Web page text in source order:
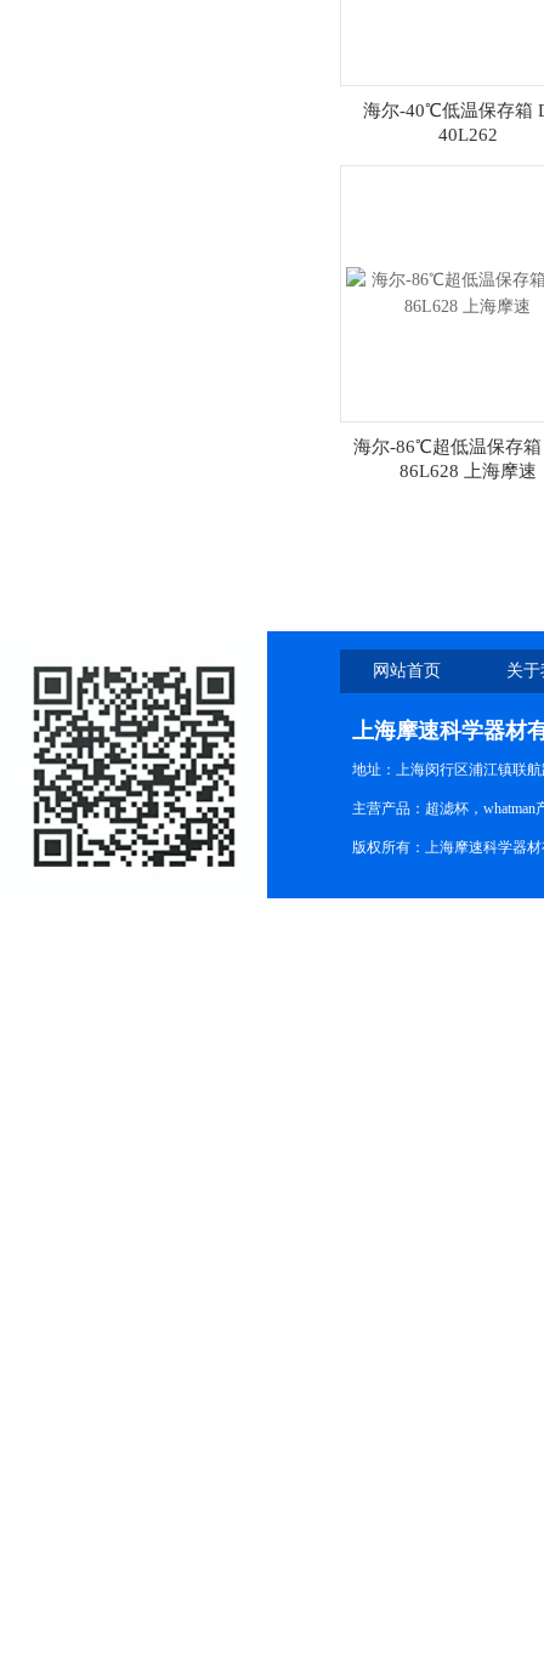
海尔-40℃低温保存箱
40L262
海尔-86℃超低温保存箱
86L628 上海摩速
网站首页 关
上海摩速科学器材
地址：上海闵行区浦江镇联航
主营产品：超滤杯，
版权所有：上海摩速科学器